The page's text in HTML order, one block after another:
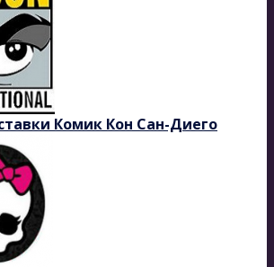
Комик Кон Сан-Диего